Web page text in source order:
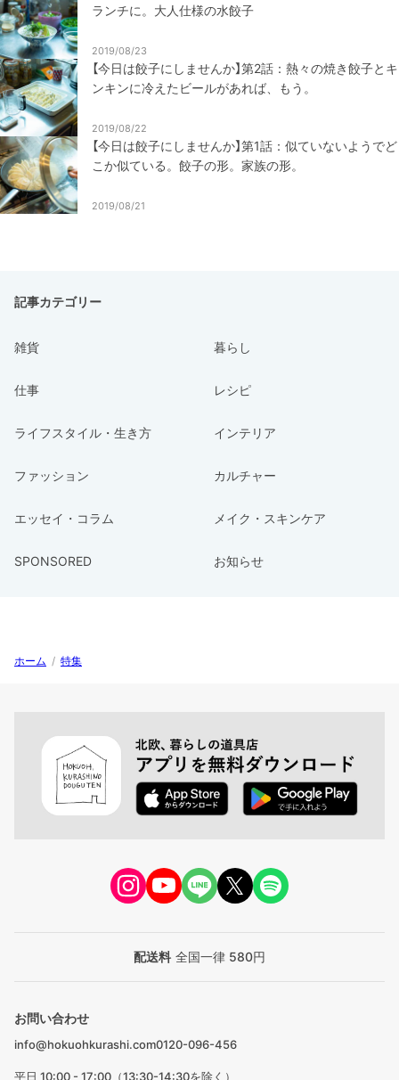
ランチに。大人仕様の水餃子
2019/08/23
【今日は餃子にしませんか】第2話：熱々の焼き餃子とキ
ンキンに冷えたビールがあれば、もう。
2019/08/22
【今日は餃子にしませんか】第1話：似ていないようでど
こか似ている。餃子の形。家族の形。
2019/08/21
記事カテゴリー
雑貨 暮らし
仕事 レシピ
ライフスタイル・生き方 インテリア
ファッション カルチャー
エッセイ・コラム メイク・スキンケア
SPONSORED お知らせ
ホーム / 特集
配送料 全国一律 580円
お問い合わせ
info@hokuohkurashi.com0120-096-456
平日 10:00 - 17:00（13:30-14:30を除く）